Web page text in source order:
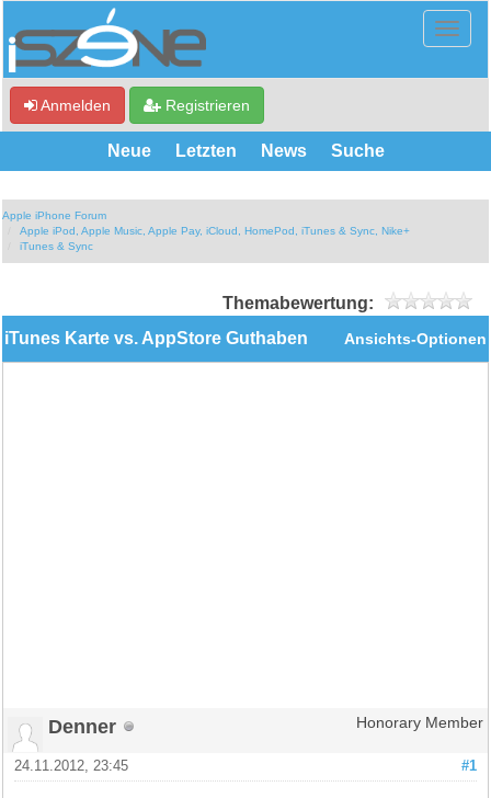
Anmelden Registrieren
Neue Letzten News Suche
Apple iPhone Forum
Apple iPod, Apple Music, Apple Pay, iCloud, HomePod, iTunes & Sync, Nike+
iTunes & Sync
Themabewertung:
Ansichts-Optionen
iTunes Karte vs. AppStore Guthaben
Denner Honorary Member
#1
24.11.2012, 23:45